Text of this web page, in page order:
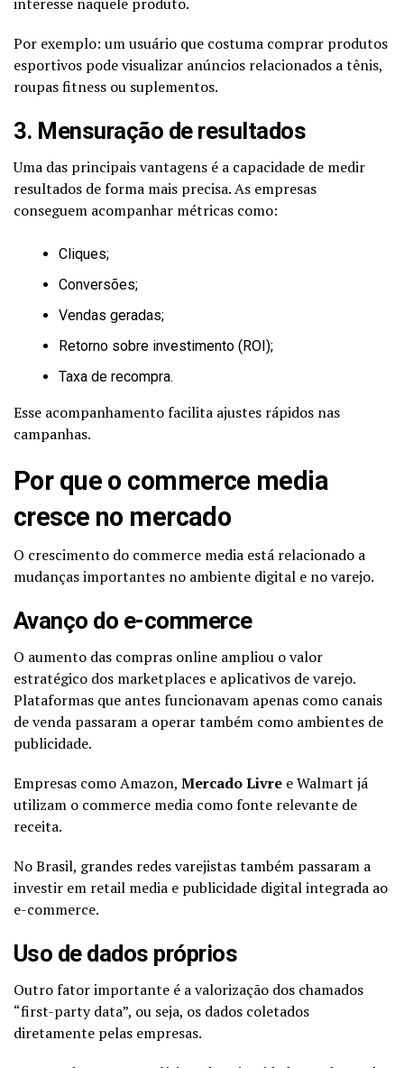
Por exemplo: um usuário que costuma comprar produtos
esportivos pode visualizar anúncios relacionados a tênis,
roupas fitness ou suplementos.
3. Mensuração de resultados
Uma das principais vantagens é a capacidade de medir
resultados de forma mais precisa. As empresas
conseguem acompanhar métricas como:
Cliques;
Conversões;
Vendas geradas;
Retorno sobre investimento (ROI);
Taxa de recompra.
Esse acompanhamento facilita ajustes rápidos nas
campanhas.
Por que o commerce media
cresce no mercado
O crescimento do commerce media está relacionado a
mudanças importantes no ambiente digital e no varejo.
Avanço do e-commerce
O aumento das compras online ampliou o valor
estratégico dos marketplaces e aplicativos de varejo.
Plataformas que antes funcionavam apenas como canais
de venda passaram a operar também como ambientes de
publicidade.
Empresas como Amazon, Mercado Livre e Walmart já
utilizam o commerce media como fonte relevante de
receita.
No Brasil, grandes redes varejistas também passaram a
investir em retail media e publicidade digital integrada ao
e-commerce.
Uso de dados próprios
Outro fator importante é a valorização dos chamados
“first-party data”, ou seja, os dados coletados
diretamente pelas empresas.